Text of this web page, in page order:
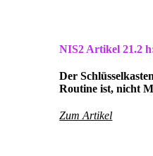
NIS2 Artikel21.2
Der
Routine ist, nicht
Zum Artikel